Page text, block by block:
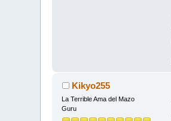
Kikyo255
La Terrible Ama del Mazo
Guru